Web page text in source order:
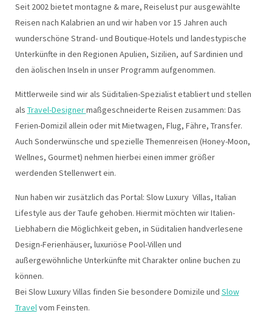
Seit 2002 bietet montagne & mare, Reiselust pur ausgewählte
Reisen nach Kalabrien an und wir haben vor 15 Jahren auch
wunderschöne Strand- und Boutique-Hotels und landestypische
Unterkünfte in den Regionen Apulien, Sizilien, auf Sardinien und
den äolischen Inseln in unser Programm aufgenommen.
Mittlerweile sind wir als Süditalien-Spezialist etabliert und stellen
als Travel-Designermaßgeschneiderte Reisen zusammen: Das
Ferien-Domizil allein oder mit Mietwagen, Flug, Fähre, Transfer.
Auch Sonderwünsche und spezielle Themenreisen (Honey-Moon,
Wellnes, Gourmet) nehmen hierbei einen immer größer
werdenden Stellenwert ein.
Nun haben wir zusätzlich das Portal: Slow Luxury Villas, Italian
Lifestyle aus der Taufe gehoben. Hiermit möchten wir Italien-
Liebhabern die Möglichkeit geben, in Süditalien handverlesene
Design-Ferienhäuser, luxuriöse Pool-Villen und
außergewöhnliche Unterkünfte mit Charakter online buchen zu
können.
Bei Slow Luxury Villas finden Sie besondere Domizile und Slow
Travelvom Feinsten.